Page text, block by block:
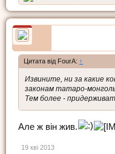
Цитата від FourA: ↑
Извините, ни за какие
законам татаро-
Тем более -
Але ж він жив.
19 кві 2013